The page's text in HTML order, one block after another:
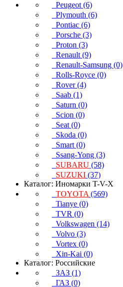
Peugeot (6)
Plymouth (6)
Pontiac (6)
Porsche (3)
Proton (3)
Renault (9)
Renault-Samsung (0)
Rolls-Royce (0)
Rover (4)
Saab (1)
Saturn (0)
Scion (0)
Seat (0)
Skoda (0)
Smart (0)
Ssang-Yong (3)
SUBARU (58)
SUZUKI (37)
Каталог: Иномарки T-V-X
TOYOTA (569)
Tianye (0)
TVR (0)
Volkswagen (14)
Volvo (3)
Vortex (0)
Xin-Kai (0)
Каталог: Российские
ЗАЗ (1)
ГАЗ (0)